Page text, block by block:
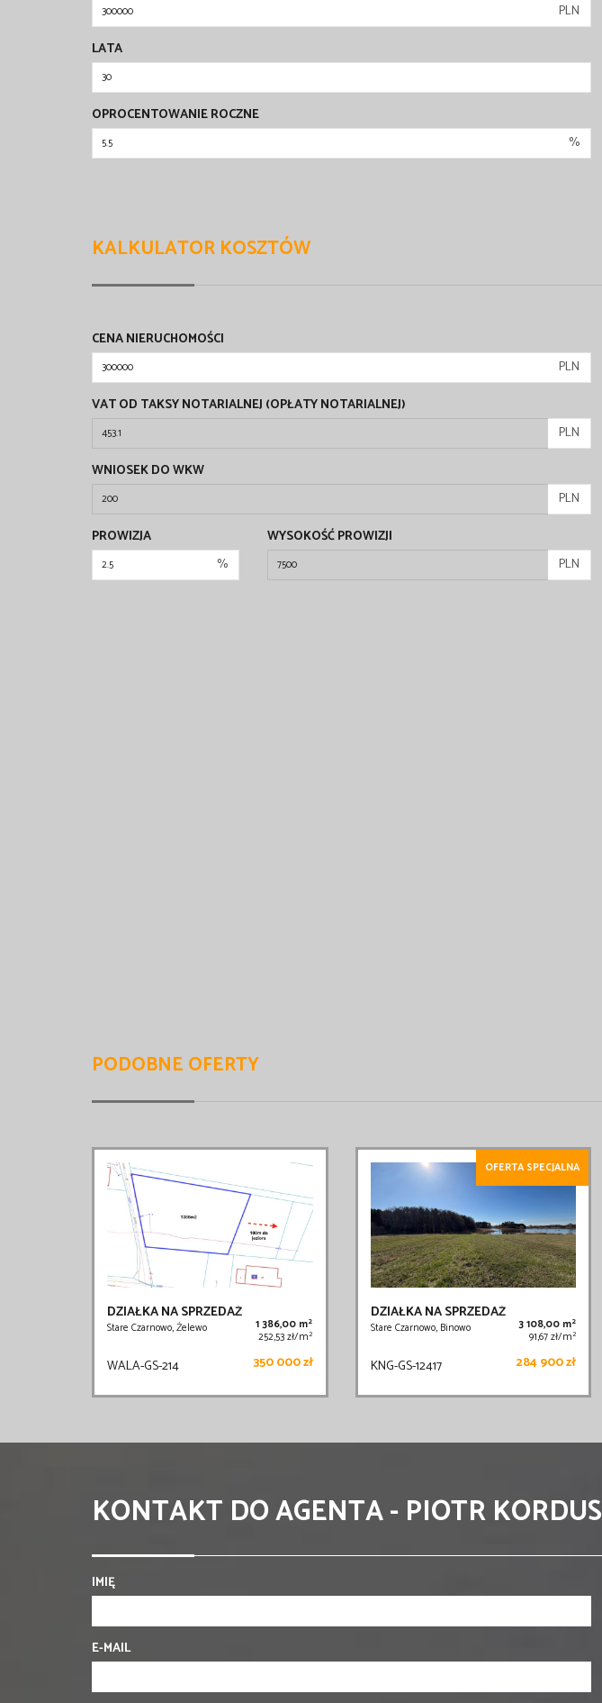
PLN
LATA
OPROCENTOWANIE ROCZNE
%
KALKULATOR KOSZTÓW
CENA NIERUCHOMOŚCI
PLN
VAT OD TAKSY NOTARIALNEJ (OPŁATY NOTARIALNEJ)
PLN
WNIOSEK DO WKW
PLN
PROWIZJA
%
WYSOKOŚĆ PROWIZJI
PLN
PODOBNE OFERTY
DZIAŁKA NA SPRZEDAŻ
Stare Czarnowo, Żelewo 1 386,00 m2
252,53 zł/m2
WALA-GS-214 350 000 zł
OFERTA SPECJALNA
DZIAŁKA NA SPRZEDAŻ
Stare Czarnowo, Binowo 3 108,00 m2
91,67 zł/m2
KNG-GS-12417 284 900 zł
KONTAKT DO AGENTA - PIOTR KORDUS
IMIĘ
E-MAIL